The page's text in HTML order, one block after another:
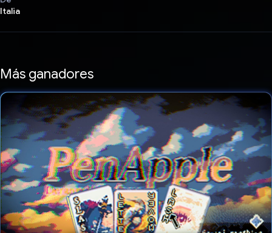
Italia
Más ganadores